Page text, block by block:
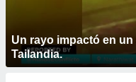
Un rayo impactó en
Tailandia.